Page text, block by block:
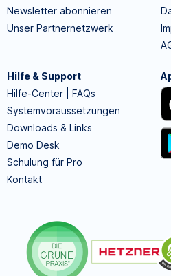
Newsletter abonnieren
Unser Partnernetzwerk
Hilfe & Support
Hilfe-Center | FAQs
Systemvoraussetzungen
Downloads & Links
Demo Desk
Schulung für Pro
Kontakt